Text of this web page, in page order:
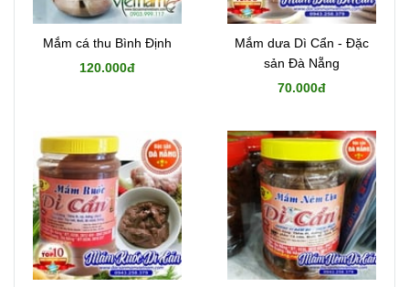
Mắm cá thu Bình Định
120.000đ
Mắm dưa Dì Cẩn - Đặc
sản Đà Nẵng
70.000đ